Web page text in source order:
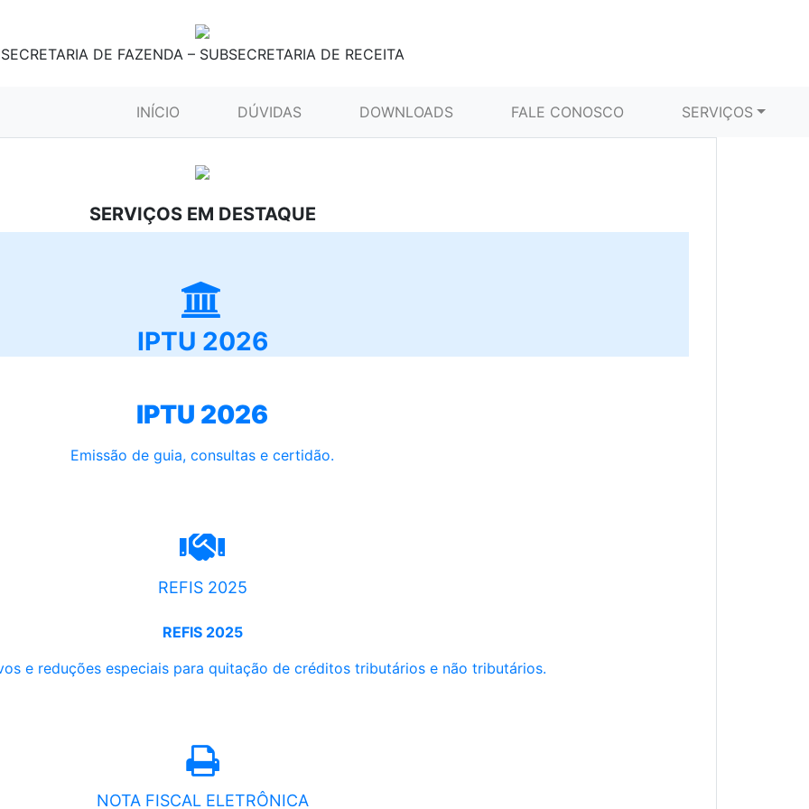
SECRETARIA DE FAZENDA – SUBSECRETARIA DE RECEITA
INÍCIO (CURRENT)DÚVIDAS DOWNLOADS FALE CONOSCO SERVIÇOS
SERVIÇOS EM DESTAQUE
IPTU 2026
IPTU 2026
Emissão de guia, consultas e certidão.
REFIS 2025
REFIS 2025
e reduções especiais para quitação de créditos tributários e não tributários.
NOTA FISCAL ELETRÔNICA